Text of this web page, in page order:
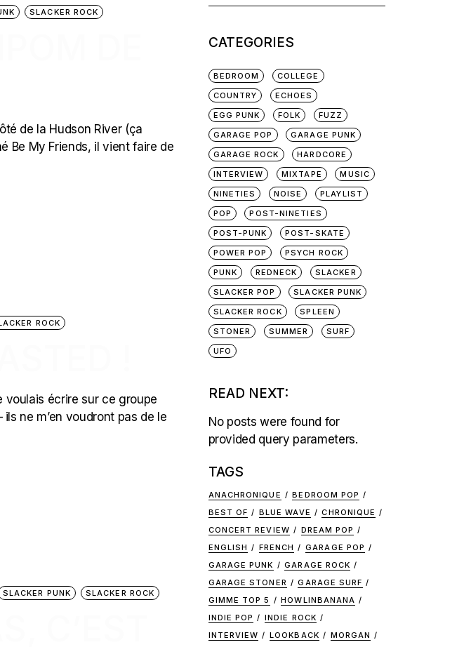
SLACKER ROCK
de la Hudson River (ça
Be My Friends, il vient faire de
ROCK
voulais écrire sur ce groupe
ne m’en voudront pas de le
SLACKER PUNK SLACKER ROCK
CATEGORIES
BEDROOM
COLLEGE
COUNTRY
ECHOES
EGG PUNK
FOLK
FUZZ
GARAGE POP
GARAGE PUNK
GARAGE ROCK
HARDCORE
INTERVIEW
MIXTAPE
MUSIC
NINETIES
NOISE
PLAYLIST
POP
POST-NINETIES
POST-PUNK
POST-SKATE
POWER POP
PSYCH ROCK
PUNK
REDNECK
SLACKER
SLACKER POP
SLACKER PUNK
SLACKER ROCK
SPLEEN
STONER
SUMMER
SURF
UFO
READ NEXT:
No posts were found for
provided query parameters.
TAGS
ANACHRONIQUE
BEDROOM POP
BEST OF
BLUE WAVE
CHRONIQUE
CONCERT REVIEW
DREAM POP
ENGLISH
FRENCH
GARAGE POP
GARAGE PUNK
GARAGE ROCK
GARAGE STONER
GARAGE SURF
GIMME TOP 5
HOWLINBANANA
INDIE POP
INDIE ROCK
INTERVIEW
LOOKBACK
MORGAN